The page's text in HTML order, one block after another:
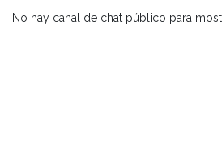
No hay canal de chat público para